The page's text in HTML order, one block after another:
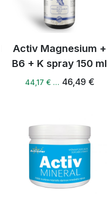
Activ Magnesium +
B6 + K spray 150 ml
44,17 € … 46,49 €